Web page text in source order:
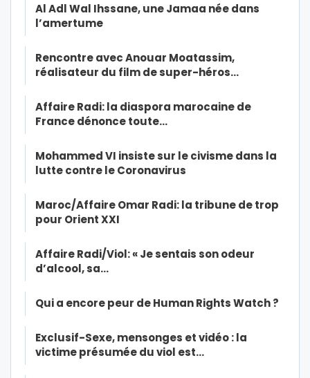
Al Adl Wal Ihssane, une Jamaa née dans
l’amertume
Rencontre avec Anouar Moatassim,
réalisateur du film de super-héros…
Affaire Radi: la diaspora marocaine de
France dénonce toute…
Mohammed VI insiste sur le civisme dans la
lutte contre le Coronavirus
Maroc/Affaire Omar Radi: la tribune de trop
pour Orient XXI
Affaire Radi/Viol: « Je sentais son odeur
d’alcool, sa…
Qui a encore peur de Human Rights Watch ?
Exclusif-Sexe, mensonges et vidéo : la
victime présumée du viol est…